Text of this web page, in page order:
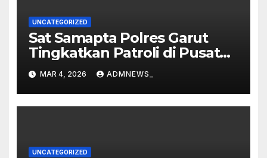
UNCATEGORIZED
Sat Samapta Polres Garut
Tingkatkan Patroli di Pusat
Perbelanjaan
MAR 4, 2026 ADMNEWS_
UNCATEGORIZED